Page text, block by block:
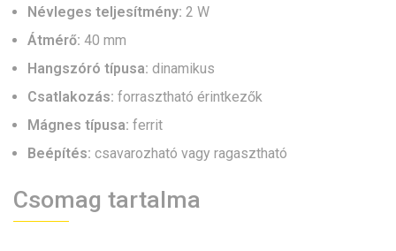
Névleges teljesítmény: 2 W
Átmérő: 40 mm
Hangszóró típusa: dinamikus
Csatlakozás: forrasztható érintkezők
Mágnes típusa: ferrit
Beépítés: csavarozható vagy ragasztható
Csomag tartalma